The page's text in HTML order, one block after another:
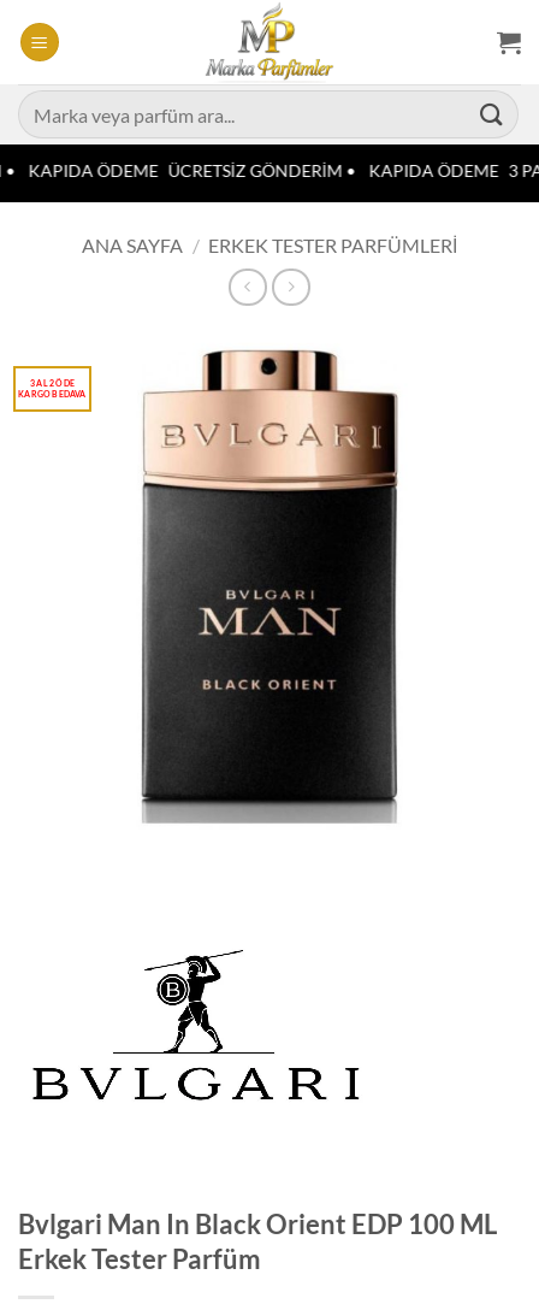
atla
Ara:
KAPIDA ÖDEME ÜCRETSİZ GÖNDERİM • KAPIDA ÖDEME 3
ANA SAYFA / ERKEK TESTER PARFÜMLERI
Bvlgari Man In Black Orient EDP 100 ML
Erkek Tester Parfüm